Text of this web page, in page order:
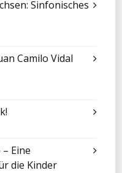
Sinfonisches
Camilo Vidal
Eine
die Kinder